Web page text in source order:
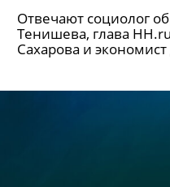
Отвечают социолог
Тенишева, глава
Сахарова и